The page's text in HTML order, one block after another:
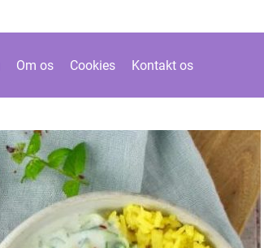
Om os Cookies Kontakt os